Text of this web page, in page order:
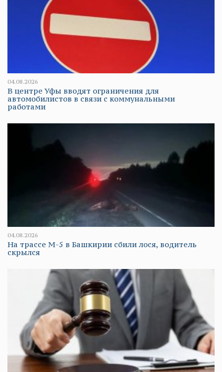
04.08.2026
В центре Уфы вводят ограничения для
автомобилистов в связи с коммунальными
работами
04.08.2026
На трассе М-5 в Башкирии сбили лося, водитель
скрылся